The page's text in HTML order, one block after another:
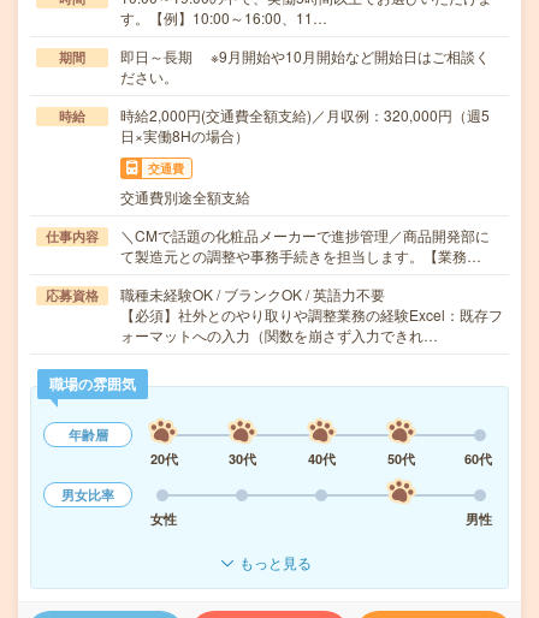
す。【例】10:00～16:00、11…
期間
即日～長期 ※9月開始や10月開始など開始日はご相談く
ださい。
時給
時給2,000円(交通費全額支給)／月収例：320,000円（週5
日×実働8Hの場合）
交通費
交通費別途全額支給
仕事内容
＼CMで話題の化粧品メーカーで進捗管理／商品開発部に
て製造元との調整や事務手続きを担当します。【業務…
応募資格
職種未経験OK / ブランクOK / 英語力不要
【必須】社外とのやり取りや調整業務の経験Excel：既存フ
ォーマットへの入力（関数を崩さず入力できれ…
職場の雰囲気
年齢層
20代
30代 40代 50代
60代
男女比率
女性
男性
もっと見る